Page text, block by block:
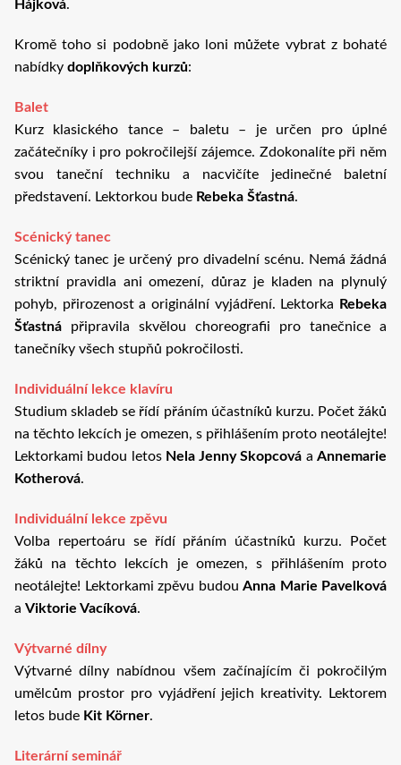
Hájková.
Kromě toho si podobně jako loni můžete vybrat z bohaté
nabídky doplňkových kurzů:
Balet
Kurz klasického tance – baletu – je určen pro úplné
začátečníky i pro pokročilejší zájemce. Zdokonalíte při něm
svou taneční techniku a nacvičíte jedinečné baletní
představení. Lektorkou bude Rebeka Šťastná.
Scénický tanec
Scénický tanec je určený pro divadelní scénu. Nemá žádná
striktní pravidla ani omezení, důraz je kladen na plynulý
pohyb, přirozenost a originální vyjádření. Lektorka
Rebeka
Šťastná připravila skvělou choreografii pro tanečnice a
tanečníky všech stupňů pokročilosti.
Individuální lekce klavíru
Studium skladeb se řídí přáním účastníků kurzu. Počet žáků
na těchto lekcích je omezen, s přihlášením proto neotálejte!
Lektorkami budou letos Nela Jenny Skopcová aAnnemarie
Kotherová.
Individuální lekce zpěvu
Volba repertoáru se řídí přáním účastníků kurzu. Počet
žáků na těchto lekcích je omezen, s přihlášením proto
neotálejte! Lektorkami zpěvu budou Anna Marie Pavelková
a Viktorie Vacíková.
Výtvarné dílny
Výtvarné dílny nabídnou všem začínajícím či pokročilým
umělcům prostor pro vyjádření jejich kreativity. Lektorem
letos bude Kit Körner.
Literární seminář